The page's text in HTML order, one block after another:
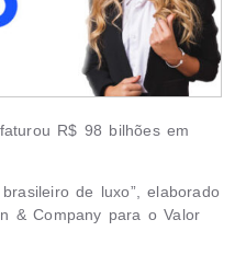
R$ 98 bilhões em
de luxo”, elaborado
& Company para o Valor